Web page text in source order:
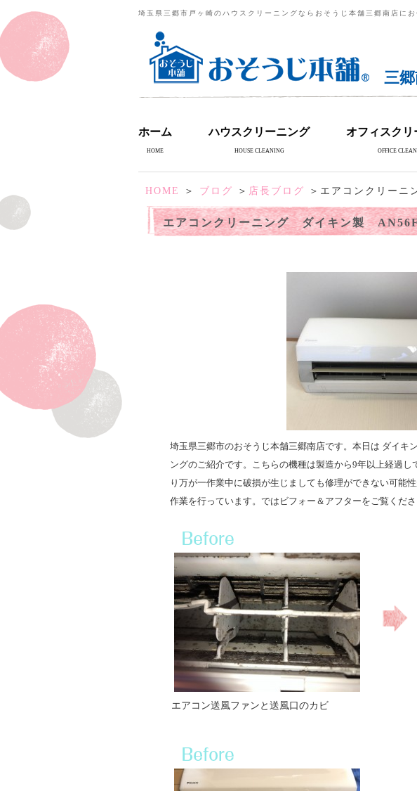
埼玉県三郷市戸ヶ崎のハウスクリーニングならおそうじ本舗三郷南店にお
三
ホーム
HOME
ハウスクリーニング
HOUSE CLEANING
オフィスクリ
OFFICE
HOME ＞ ブログ ＞ 店長ブログ ＞エアコンクリー
エアコンクリーニング ダイキン製
埼玉県三郷市のおそうじ本舗三郷南店です。本日は ダイキ
ングのご紹介です。こちらの機種は製造から9年以上経過し
り万が一作業中に破損が生じましても修理ができない可能
作業を行っています。 ではビフォー＆アフターをご覧くだ
エアコン送風ファンと送風口のカビ